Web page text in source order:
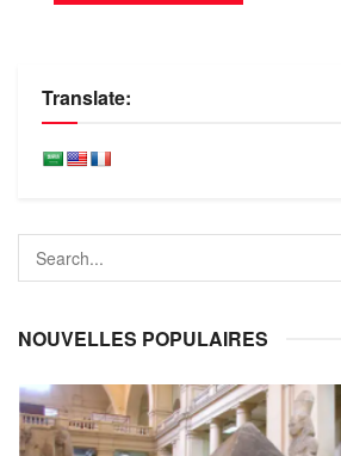
Translate:
NOUVELLES POPULAIRES